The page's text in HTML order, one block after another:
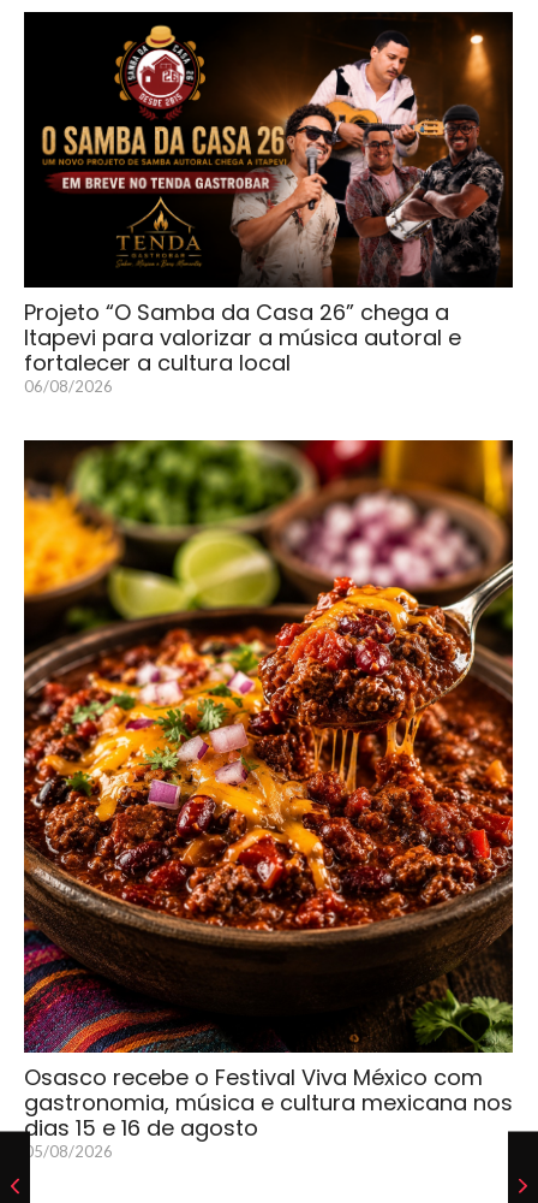
Projeto “O Samba da Casa 26” chega a
Itapevi para valorizar a música autoral e
fortalecer a cultura local
06/08/2026
Osasco recebe o Festival Viva México com
gastronomia, música e cultura mexicana nos
dias 15 e 16 de agosto
05/08/2026